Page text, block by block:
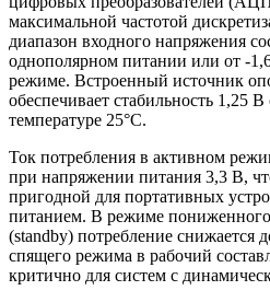
максимальной частотой
диапазон входного напряжения
однополярном питании или от -
режиме. Встроенный источник
обеспечивает стабильность 1,25
температуре 25°C.
Ток потребления в активном
при напряжении питания 3,3 В,
пригодной для портативных
питанием. В режиме пониженного
(standby) потребление снижается
спящего режима в рабочий
критично для систем с